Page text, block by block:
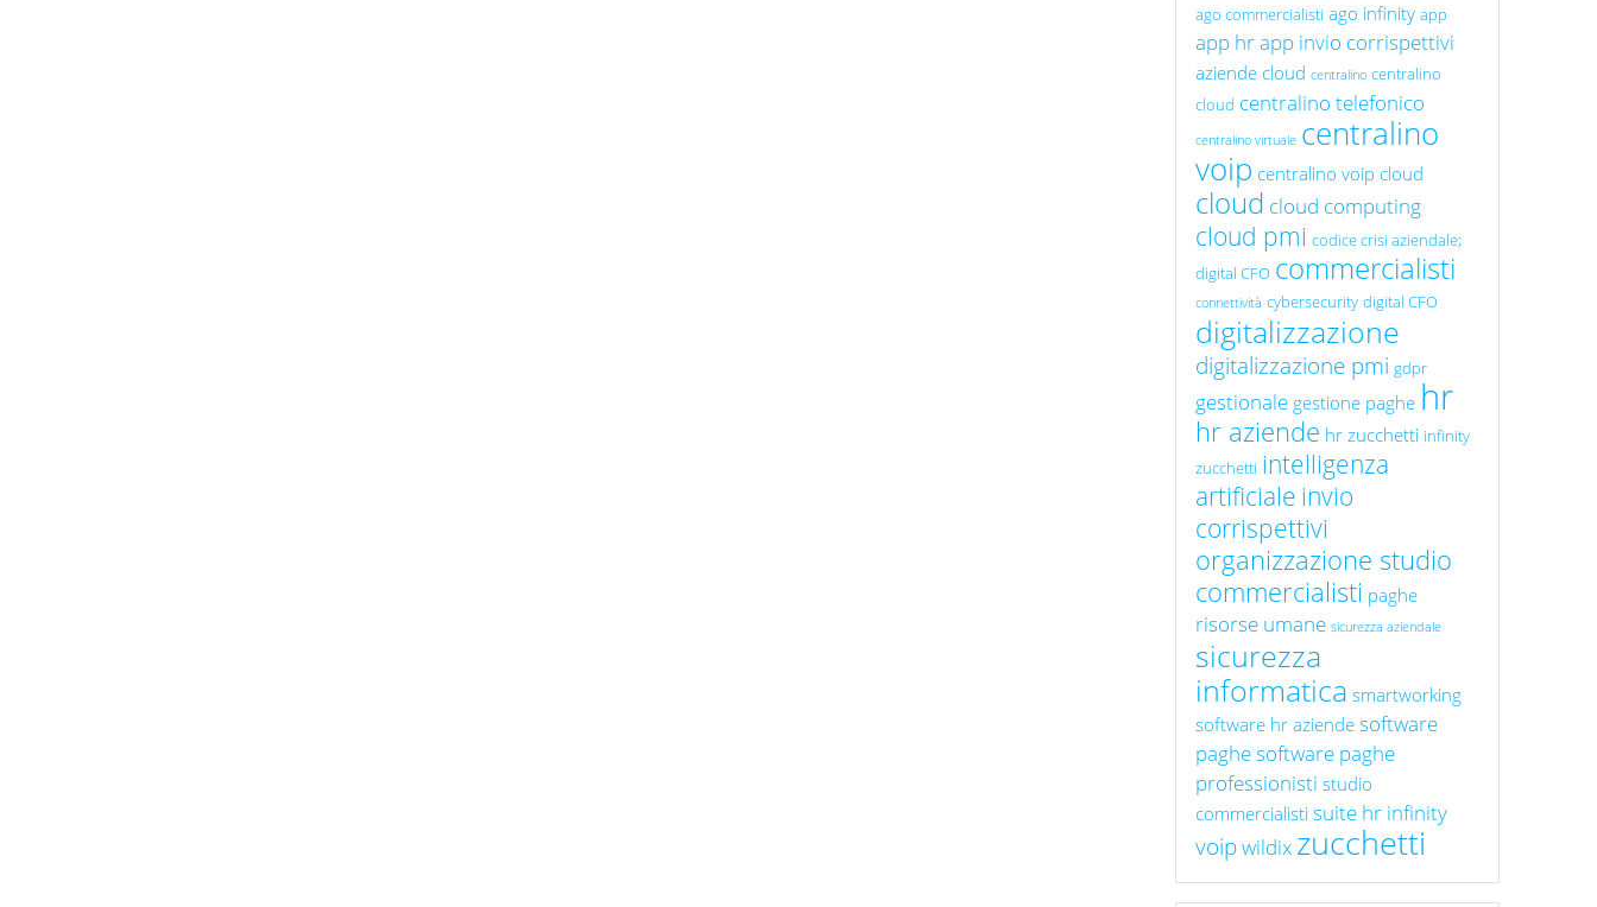
ago commercialisti ago infinity app
app hrapp invio corrispettivi
aziende cloud centralino centralino
cloud centralino telefonico
centralino virtuale centralino
voip centralino voip cloud
cloud cloud computing
cloud pmi codice crisi aziendale;
digital CFO commercialisti
connettività cybersecurity digital CFO
digitalizzazione
digitalizzazione pmi gdpr
gestionale gestione paghe hr
hr aziende hr zucchetti infinity
zucchetti intelligenza
artificiale invio
corrispettivi
organizzazione studio
commercialisti paghe
risorse umane sicurezza aziendale
sicurezza
informatica smartworking
software hr aziende software
paghesoftware paghe
professionisti studio
commercialisti suite hr infinity
voipwildix zucchetti